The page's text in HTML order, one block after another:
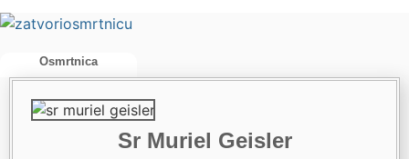
Osmrtnica
Sr Muriel Geisler